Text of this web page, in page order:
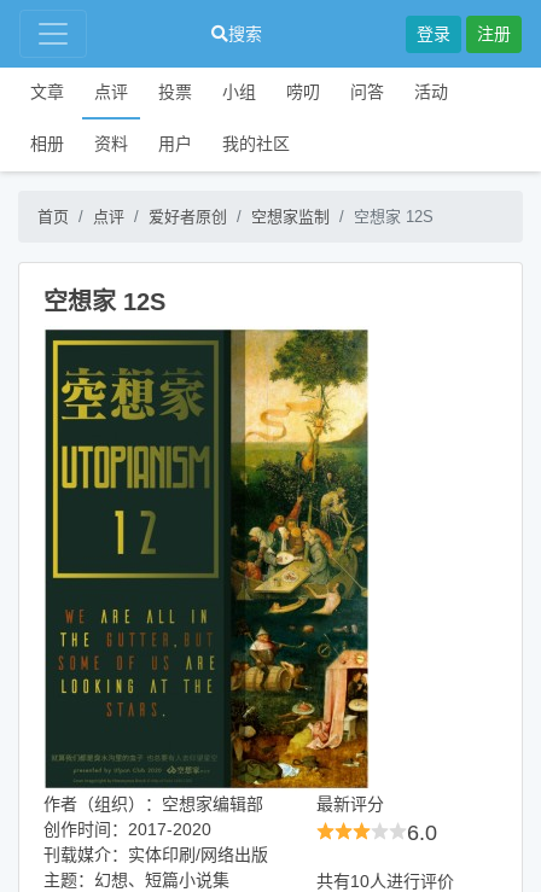
搜索 登录 注册
文章 点评 投票 小组 唠叨 问答 活动
相册 资料 用户 我的社区
首页 点评 爱好者原创 空想家监制 空想家 12S
空想家 12S
作者（组织）：空想家编辑部
创作时间：2017-2020
刊载媒介：实体印刷/网络出版
主题：幻想、短篇小说集
最新评分
6.0
共有10人进行评价